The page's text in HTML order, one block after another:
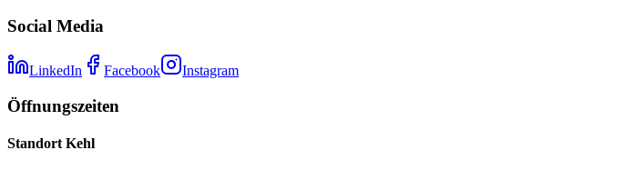
Social Media
LinkedIn Facebook Instagram
Öffnungszeiten
Standort Kehl